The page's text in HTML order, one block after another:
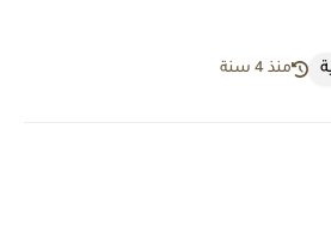
منذ 4 سنة